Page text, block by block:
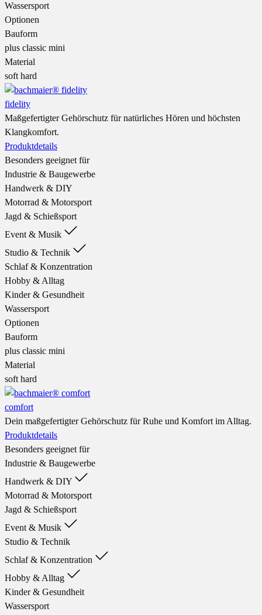
Wassersport
Optionen
Bauform
plus classic mini
Material
soft hard
fidelity
Maßgefertigter Gehörschutz für natürliches Hören und höchsten
Klangkomfort.
Produktdetails
Besonders geeignet für
Industrie & Baugewerbe
Handwerk & DIY
Motorrad & Motorsport
Jagd & Schießsport
Event & Musik
Studio & Technik
Schlaf & Konzentration
Hobby & Alltag
Kinder & Gesundheit
Wassersport
Optionen
Bauform
plus classic mini
Material
soft hard
comfort
Dein maßgefertigter Gehörschutz für Ruhe und Komfort im Alltag.
Produktdetails
Besonders geeignet für
Industrie & Baugewerbe
Handwerk & DIY
Motorrad & Motorsport
Jagd & Schießsport
Event & Musik
Studio & Technik
Schlaf & Konzentration
Hobby & Alltag
Kinder & Gesundheit
Wassersport